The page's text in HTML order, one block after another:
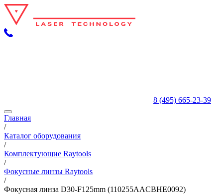
8 (495) 665-23-39
Главная
/
Каталог оборудования
/
Комплектующие Raytools
/
Фокусные линзы Raytools
/
Фокусная линза D30-F125mm (110255AACBHE0092)